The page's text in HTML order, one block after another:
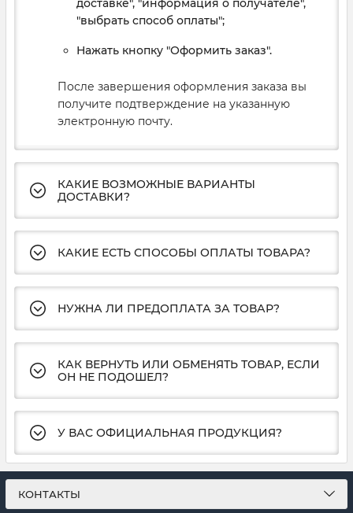
доставке", "информация о получателе",
"выбрать способ оплаты";
Нажать кнопку "Оформить заказ".
После завершения оформления заказа вы
получите подтверждение на указанную
электронную почту.
КАКИЕ ВОЗМОЖНЫЕ ВАРИАНТЫ
ДОСТАВКИ?
КАКИЕ ЕСТЬ СПОСОБЫ ОПЛАТЫ ТОВАРА?
НУЖНА ЛИ ПРЕДОПЛАТА ЗА ТОВАР?
КАК ВЕРНУТЬ ИЛИ ОБМЕНЯТЬ ТОВАР, ЕСЛИ
ОН НЕ ПОДОШЕЛ?
У ВАС ОФИЦИАЛЬНАЯ ПРОДУКЦИЯ?
КОНТАКТЫ